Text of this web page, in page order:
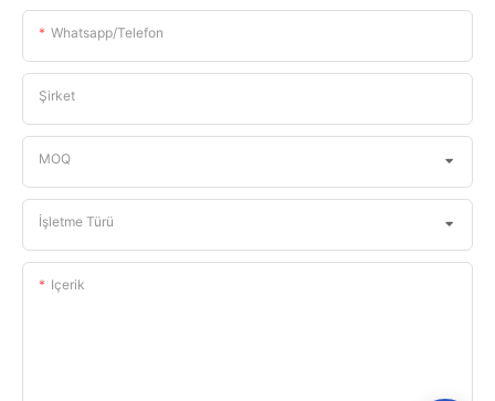
Whatsapp/telefon
Şirket
MOQ
İşletme Türü
Içerik